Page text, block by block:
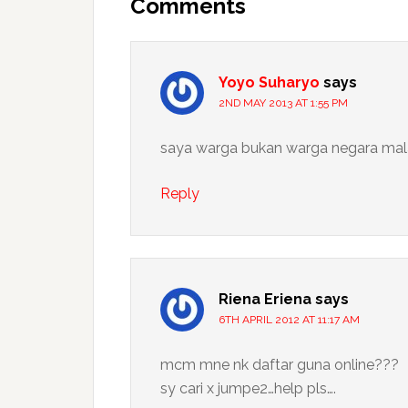
Comments
Yoyo Suharyo says
2ND MAY 2013 AT 1:55 PM
saya warga bukan warga negara
Reply
Riena Eriena says
6TH APRIL 2012 AT 11:17 AM
mcm mne nk daftar guna online???
sy cari x jumpe2…help pls….